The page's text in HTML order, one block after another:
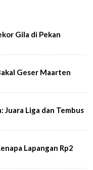
Gila di Pekan
Geser Maarten
Juara Liga dan Tembus
Lapangan Rp2